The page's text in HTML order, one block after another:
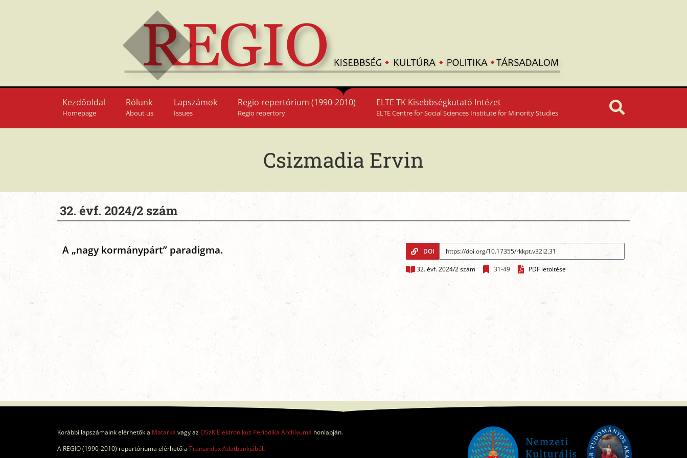
Kezdőoldal
Homepage
Rólunk
About us
Lapszámok
Issues
Regio repertórium (1990-2010)
Regio repertory
ELTE TK Kisebbségkutató Intézet
ELTE Centre for Social Sciences Institute for Minority Studies
Csizmadia Ervin
32. évf. 2024/2 szám
A „nagy kormánypárt” paradigma. DOI
32. évf. 2024/2 szám 31-49 PDF letöltése
Korábbi lapszámaink elérhetők a Matarka vagy azOSzK Elektronikus Periodika Archívuma honlapján.
A REGIO (1990-2010) repertóriuma elérhető a Transindex Adatbankjából.